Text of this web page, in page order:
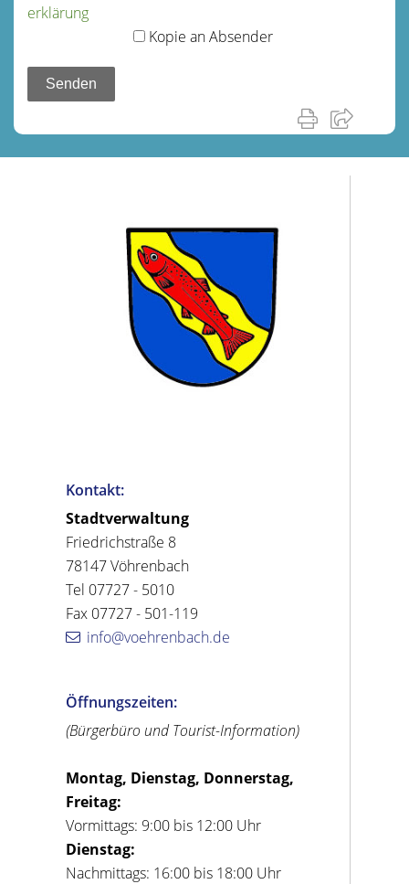
erklärung
Kopie an Absender
Kontakt:
Stadtverwaltung
Friedrichstraße 8
78147 Vöhrenbach
Tel 07727 - 5010
Fax 07727 - 501-119
info@voehrenbach.de
Öffnungszeiten:
(Bürgerbüro und Tourist-Information)
Montag, Dienstag, Donnerstag,
Freitag:
Vormittags: 9:00 bis 12:00 Uhr
Dienstag:
Nachmittags: 16:00 bis 18:00 Uhr